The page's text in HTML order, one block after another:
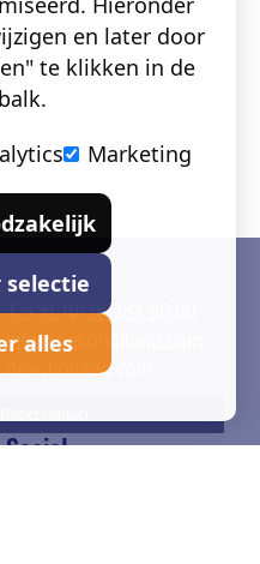
T. +31 (0)26 384 90 80
info@dekoholland.com
dekoholland.com
Social
en later door
te klikken in de
Marketing
selectie
alles